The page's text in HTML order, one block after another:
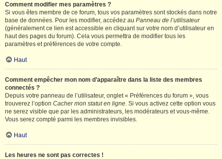
Comment modifier mes paramètres ?
Si vous êtes membre de ce forum, tous vos paramètres sont stockés dans notre
base de données. Pour les modifier, accédez au Panneau de l’utilisateur
(généralement ce lien est accessible en cliquant sur votre nom d’utilisateur en
haut des pages du forum). Cela vous permettra de modifier tous les
paramètres et préférences de votre compte.
Haut
Comment empêcher mon nom d’apparaître dans la liste des membres
connectés ?
Depuis votre panneau de l’utilisateur, onglet « Préférences du forum », vous
trouverez l’option Cacher mon statut en ligne. Si vous activez cette option vous
ne serez visible que par les administrateurs, les modérateurs et vous-même.
Vous serez compté parmi les membres invisibles.
Haut
Les heures ne sont pas correctes !